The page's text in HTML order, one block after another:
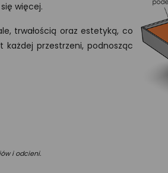
więcej.
trwałością oraz estetyką, co
przestrzeni, podnosząc
i odcieni.